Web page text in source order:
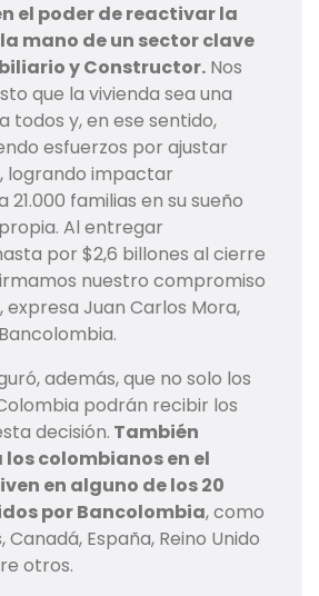
el poder de reactivar la
mano de un sector clave
y Constructor. Nos
que la vivienda sea una
todos y, en ese sentido,
esfuerzos por ajustar
logrando impactar
familias en su sueño
Al entregar
por $2,6 billones al cierre
nuestro compromiso
expresa Juan Carlos Mora,
además, que no solo los
podrán recibir los
decisión. También
colombianos en el
en alguno de los 20
por Bancolombia, como
Canadá, España, Reino Unido
otros.